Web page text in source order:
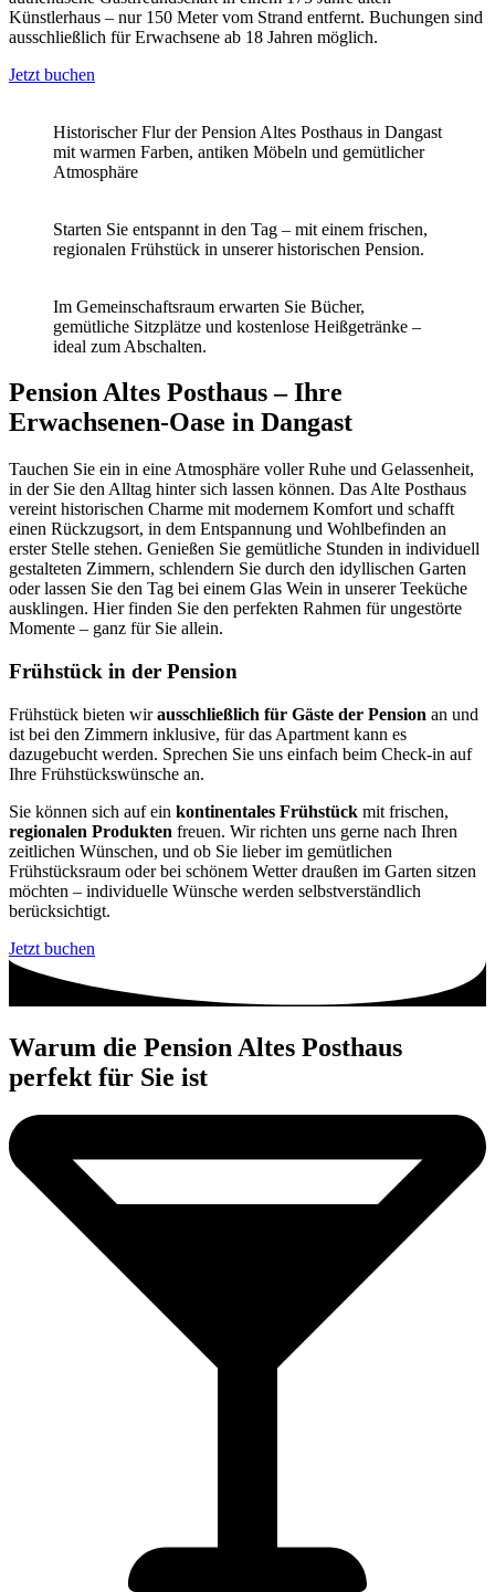
Künstlerhaus – nur 150 Meter vom Strand entfernt. Buchungen sind
ausschließlich für Erwachsene ab 18 Jahren möglich.
Jetzt buchen
Historischer Flur der Pension Altes Posthaus in Dangast
mit warmen Farben, antiken Möbeln und gemütlicher
Atmosphäre
Starten Sie entspannt in den Tag – mit einem frischen,
regionalen Frühstück in unserer historischen Pension.
Im Gemeinschaftsraum erwarten Sie Bücher,
gemütliche Sitzplätze und kostenlose Heißgetränke –
ideal zum Abschalten.
Pension Altes Posthaus – Ihre
Erwachsenen-Oase in Dangast
Tauchen Sie ein in eine Atmosphäre voller Ruhe und Gelassenheit,
in der Sie den Alltag hinter sich lassen können. Das Alte Posthaus
vereint historischen Charme mit modernem Komfort und schafft
einen Rückzugsort, in dem Entspannung und Wohlbefinden an
erster Stelle stehen. Genießen Sie gemütliche Stunden in individuell
gestalteten Zimmern, schlendern Sie durch den idyllischen Garten
oder lassen Sie den Tag bei einem Glas Wein in unserer Teeküche
ausklingen. Hier finden Sie den perfekten Rahmen für ungestörte
Momente – ganz für Sie allein.
Frühstück in der Pension
Frühstück bieten wirausschließlich für Gäste der Pension an und
ist bei den Zimmern inklusive, für das Apartment kann es
dazugebucht werden. Sprechen Sie uns einfach beim Check-in auf
Ihre Frühstückswünsche an.
Sie können sich auf ein kontinentales Frühstück mit frischen,
regionalen Produkten freuen. Wir richten uns gerne nach Ihren
zeitlichen Wünschen, und ob Sie lieber im gemütlichen
Frühstücksraum oder bei schönem Wetter draußen im Garten sitzen
möchten – individuelle Wünsche werden selbstverständlich
berücksichtigt.
Jetzt buchen
Warum die Pension Altes Posthaus
perfekt für Sie ist